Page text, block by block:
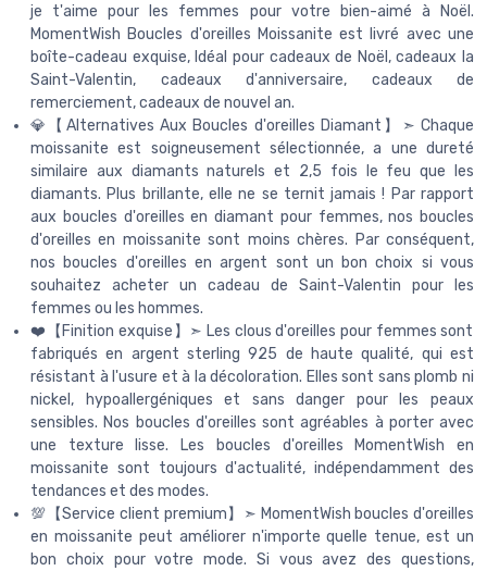
je t'aime pour les femmes pour votre bien-aimé à Noël.
MomentWish Boucles d'oreilles Moissanite est livré avec une
boîte-cadeau exquise, Idéal pour cadeaux de Noël, cadeaux la
Saint-Valentin, cadeaux d'anniversaire, cadeaux de
remerciement, cadeaux de nouvel an.
💎【Alternatives Aux Boucles d'oreilles Diamant】➣ Chaque
moissanite est soigneusement sélectionnée, a une dureté
similaire aux diamants naturels et 2,5 fois le feu que les
diamants. Plus brillante, elle ne se ternit jamais ! Par rapport
aux boucles d'oreilles en diamant pour femmes, nos boucles
d'oreilles en moissanite sont moins chères. Par conséquent,
nos boucles d'oreilles en argent sont un bon choix si vous
souhaitez acheter un cadeau de Saint-Valentin pour les
femmes ou les hommes.
❤️【Finition exquise】➣ Les clous d'oreilles pour femmes sont
fabriqués en argent sterling 925 de haute qualité, qui est
résistant à l'usure et à la décoloration. Elles sont sans plomb ni
nickel, hypoallergéniques et sans danger pour les peaux
sensibles. Nos boucles d'oreilles sont agréables à porter avec
une texture lisse. Les boucles d'oreilles MomentWish en
moissanite sont toujours d'actualité, indépendamment des
tendances et des modes.
💯【Service client premium】➣ MomentWish boucles d'oreilles
en moissanite peut améliorer n'importe quelle tenue, est un
bon choix pour votre mode. Si vous avez des questions,